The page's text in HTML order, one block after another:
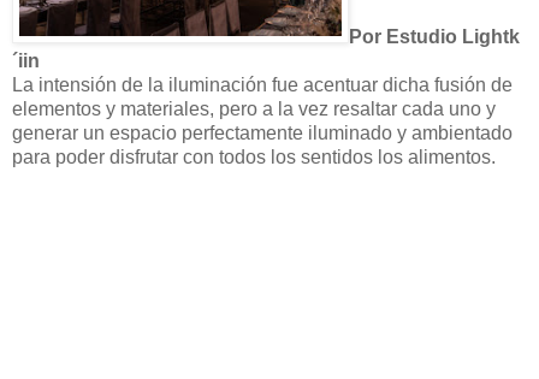
Por Estudio Lightk
´iin
La intensión de la iluminación fue acentuar dicha fusión de
elementos y materiales, pero a la vez resaltar cada uno y
generar un espacio perfectamente iluminado y ambientado
para poder disfrutar con todos los sentidos los alimentos.